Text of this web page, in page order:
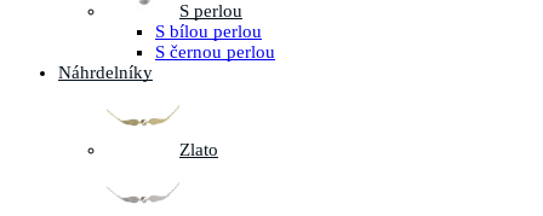
S perlou
S bílou perlou
S černou perlou
Náhrdelníky
Zlato